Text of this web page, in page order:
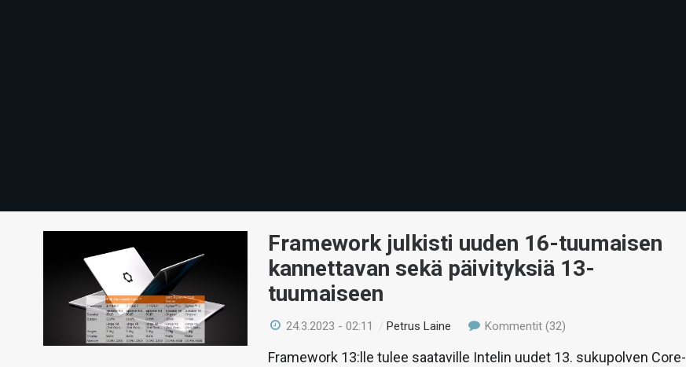
Framework julkisti uuden 16-tuumaisen
kannettavan sekä päivityksiä 13-
tuumaiseen
24.3.2023 - 02:11 /Petrus Laine Kommentit (32)
Framework 13:lle tulee saataville Intelin uudet 13. sukupolven Core-